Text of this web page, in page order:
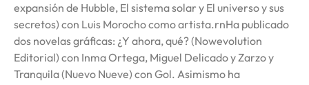
expansión de Hubble, El sistema solar y El universo y sus
secretos) con Luis Morocho como artista.rnHa publicado
dos novelas gráficas: ¿Y ahora, qué? (Nowevolution
Editorial) con Inma Ortega, Miguel Delicado y Zarzo y
Tranquila (Nuevo Nueve) con Gol. Asimismo ha